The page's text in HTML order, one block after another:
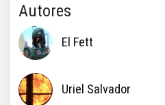
Autores
El Fett
Uriel Salvador